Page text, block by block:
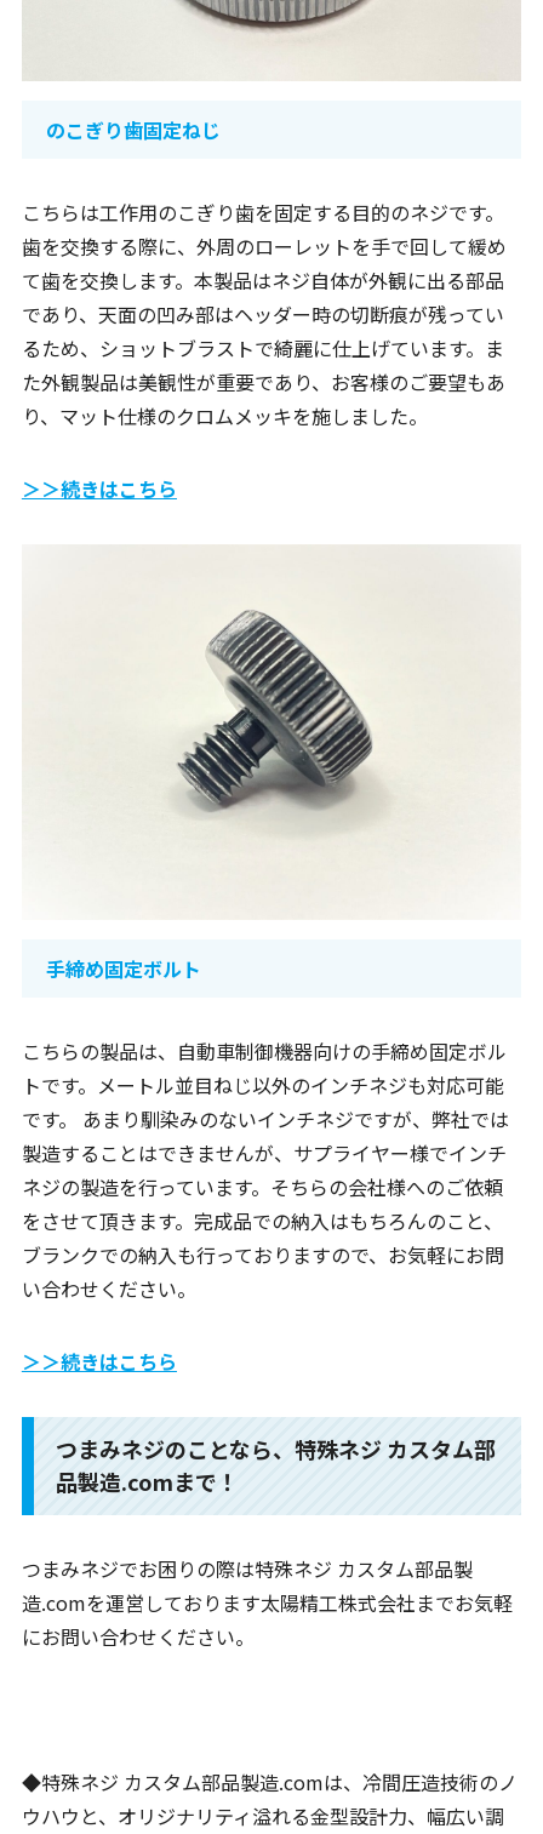
のこぎり歯固定ねじ
こちらは工作用のこぎり歯を固定する目的のネジです。
歯を交換する際に、外周のローレットを手で回して緩め
て歯を交換します。本製品はネジ自体が外観に出る部品
であり、天面の凹み部はヘッダー時の切断痕が残ってい
るため、ショットブラストで綺麗に仕上げています。ま
た外観製品は美観性が重要であり、お客様のご要望もあ
り、マット仕様のクロムメッキを施しました。
＞＞続きはこちら
手締め固定ボルト
こちらの製品は、自動車制御機器向けの手締め固定ボル
トです。メートル並目ねじ以外のインチネジも対応可能
です。 あまり馴染みのないインチネジですが、弊社では
製造することはできませんが、サプライヤー様でインチ
ネジの製造を行っています。そちらの会社様へのご依頼
をさせて頂きます。完成品での納入はもちろんのこと、
ブランクでの納入も行っておりますので、お気軽にお問
い合わせください。
＞＞続きはこちら
つまみネジのことなら、特殊ネジ カスタム部
品製造.comまで！
つまみネジでお困りの際は特殊ネジ カスタム部品製
造.comを運営しております太陽精工株式会社までお気軽
にお問い合わせください。
◆特殊ネジ カスタム部品製造.comは、冷間圧造技術のノ
ウハウと、オリジナリティ溢れる金型設計力、幅広い調